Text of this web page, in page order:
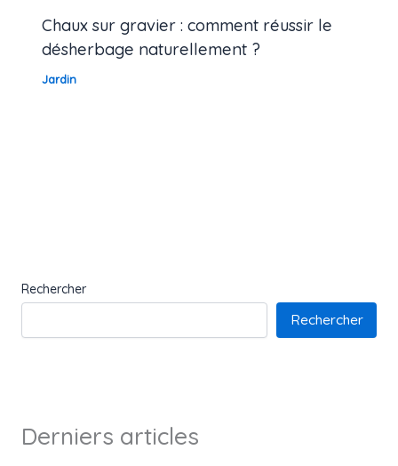
Chaux sur gravier : comment réussir le
désherbage naturellement ?
Jardin
Rechercher
Rechercher
Derniers articles